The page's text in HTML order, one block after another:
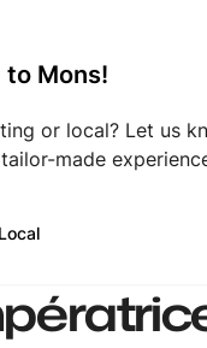
to Mons!
or local? Let us
made
Local des
- La